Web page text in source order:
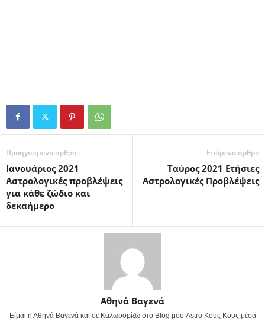
Προηγούμενο άρθρο
Ιανουάριος 2021
Αστρολογικές προβλέψεις
για κάθε ζώδιο και
δεκαήμερο
Επόμενο άρθρο
Ταύρος 2021 Ετήσιες
Αστρολογικές Προβλέψεις
Αθηνά Βαγενά
Είμαι η Αθηνά Βαγενά και σε Καλωσορίζω στο Blog μου Astro Κους Κους μέσα